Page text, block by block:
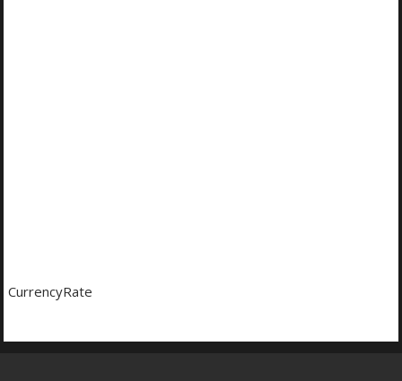
CurrencyRate